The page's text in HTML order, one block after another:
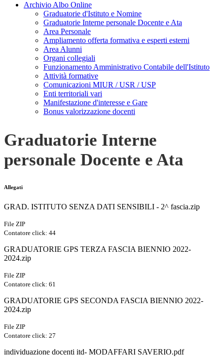
Archivio Albo Online
Graduatorie d'Istituto e Nomine
Graduatorie Interne personale Docente e Ata
Area Personale
Ampliamento offerta formativa e esperti esterni
Area Alunni
Organi collegiali
Funzionamento Amministrativo Contabile dell'Istituto
Attività formative
Comunicazioni MIUR / USR / USP
Enti territoriali vari
Manifestazione d'interesse e Gare
Bonus valorizzazione docenti
Graduatorie Interne
personale Docente e Ata
Allegati
GRAD. ISTITUTO SENZA DATI SENSIBILI - 2^ fascia.zip
File ZIP
Contatore click: 44
GRADUATORIE GPS TERZA FASCIA BIENNIO 2022-
2024.zip
File ZIP
Contatore click: 61
GRADUATORIE GPS SECONDA FASCIA BIENNIO 2022-
2024.zip
File ZIP
Contatore click: 27
individuazione docenti itd- MODAFFARI SAVERIO.pdf